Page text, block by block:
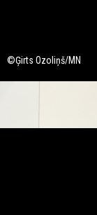
©Ģirts Ozoliņš/MN